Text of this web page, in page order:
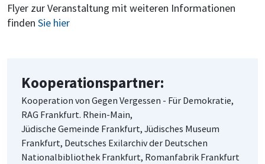
Flyer zur Veranstaltung mit weiteren Informationen
finden Sie hier
Kooperationspartner:
Kooperation von Gegen Vergessen - Für Demokratie,
RAG Frankfurt. Rhein-Main,
Jüdische Gemeinde Frankfurt, Jüdisches Museum
Frankfurt, Deutsches Exilarchiv der Deutschen
Nationalbibliothek Frankfurt, Romanfabrik Frankfurt